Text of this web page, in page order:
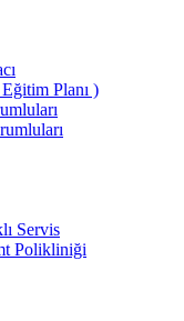
Planı )
Servis
Polikliniği